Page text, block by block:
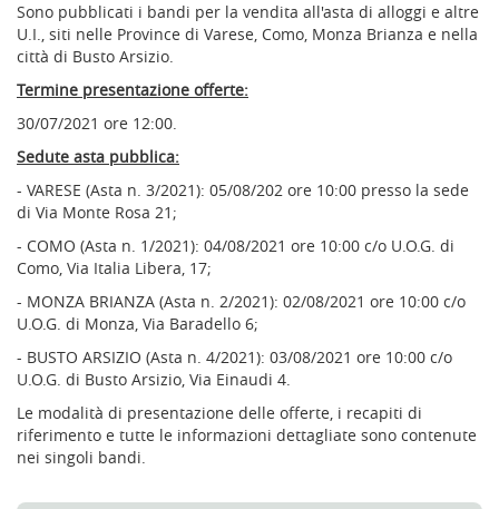
Sono pubblicati i bandi per la vendita all'asta di alloggi e altre
U.I., siti nelle Province di Varese, Como, Monza Brianza e nella
città di Busto Arsizio.
Termine presentazione offerte:
30/07/2021 ore 12:00.
Sedute asta pubblica:
- VARESE (Asta n. 3/2021): 05/08/202 ore 10:00 presso la sede
di Via Monte Rosa 21;
- COMO (Asta n. 1/2021): 04/08/2021 ore 10:00 c/o U.O.G. di
Como, Via Italia Libera, 17;
- MONZA BRIANZA (Asta n. 2/2021): 02/08/2021 ore 10:00 c/o
U.O.G. di Monza, Via Baradello 6;
- BUSTO ARSIZIO (Asta n. 4/2021): 03/08/2021 ore 10:00 c/o
U.O.G. di Busto Arsizio, Via Einaudi 4.
Le modalità di presentazione delle offerte, i recapiti di
riferimento e tutte le informazioni dettagliate sono contenute
nei singoli bandi.